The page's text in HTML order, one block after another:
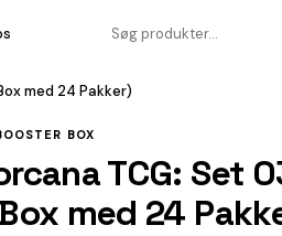
med 24 Pakker)
BOX
TCG: Set
med 24